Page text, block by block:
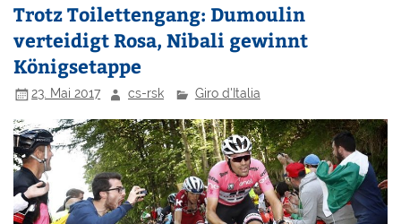
Trotz Toilettengang: Dumoulin
verteidigt Rosa, Nibali gewinnt
Königsetappe
23. Mai 2017 cs-rsk Giro d'Italia